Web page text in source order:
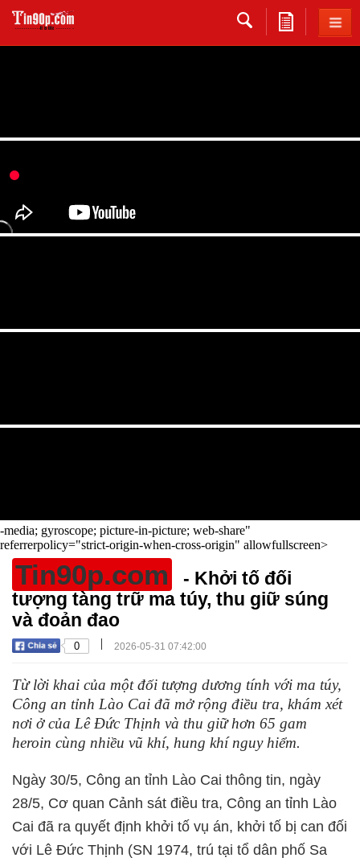
-media; gyroscope; picture-in-picture; web-share"
referrerpolicy="strict-origin-when-cross-origin" allowfullscreen>
Tin90p.com
- Khởi tố đối
tượng tàng trữ ma túy, thu giữ súng
và đoản đao
0 | 2026-05-31 07:42:00
Từ lời khai của một đối tượng dương tính với ma túy,
Công an tỉnh Lào Cai đã mở rộng điều tra, khám xét
nơi ở của Lê Đức Thịnh và thu giữ hơn 65 gam
heroin cùng nhiều vũ khí, hung khí nguy hiểm.
Ngày 30/5, Công an tỉnh Lào Cai thông tin, ngày
28/5, Cơ quan Cảnh sát điều tra, Công an tỉnh Lào
Cai đã ra quyết định khởi tố vụ án, khởi tố bị can đối
với Lê Đức Thịnh (SN 1974, trú tại tổ dân phố Sa